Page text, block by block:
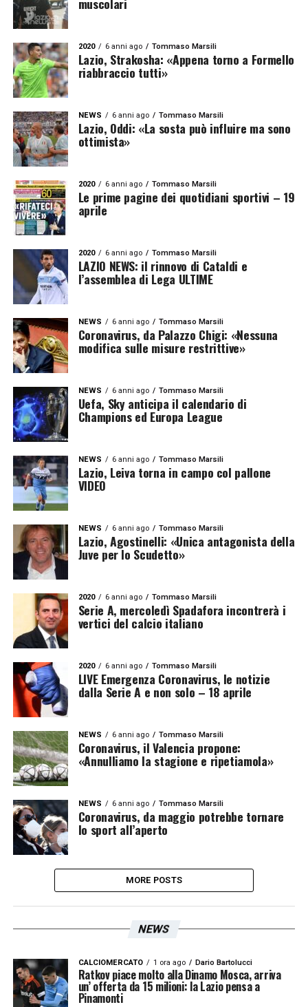
2020 6 anni ago Tommaso Marsili
Lazio, Strakosha: «Appena torno a Formello
riabbraccio tutti»
NEWS 6 anni ago Tommaso Marsili
Lazio, Oddi: «La sosta può influire ma sono
ottimista»
2020 6 anni ago Tommaso Marsili
Le prime pagine dei quotidiani sportivi – 19
aprile
2020 6 anni ago Tommaso Marsili
LAZIO NEWS: il rinnovo di Cataldi e
l’assemblea di Lega ULTIME
NEWS 6 anni ago Tommaso Marsili
Coronavirus, da Palazzo Chigi: «Nessuna
modifica sulle misure restrittive»
NEWS 6 anni ago Tommaso Marsili
Uefa, Sky anticipa il calendario di
Champions ed Europa League
NEWS 6 anni ago Tommaso Marsili
Lazio, Leiva torna in campo col pallone
VIDEO
NEWS 6 anni ago Tommaso Marsili
Lazio, Agostinelli: «Unica antagonista della
Juve per lo Scudetto»
2020 6 anni ago Tommaso Marsili
Serie A, mercoledì Spadafora incontrerà i
vertici del calcio italiano
2020 6 anni ago Tommaso Marsili
LIVE Emergenza Coronavirus, le notizie
dalla Serie A e non solo – 18 aprile
NEWS 6 anni ago Tommaso Marsili
Coronavirus, il Valencia propone:
«Annulliamo la stagione e ripetiamola»
NEWS 6 anni ago Tommaso Marsili
Coronavirus, da maggio potrebbe tornare
lo sport all’aperto
MORE POSTS
NEWS
CALCIOMERCATO 1 ora ago Dario Bartolucci
Ratkov piace molto alla Dinamo Mosca, arriva
un’ offerta da 15 milioni: la Lazio pensa a
Pinamonti